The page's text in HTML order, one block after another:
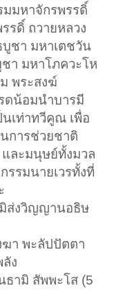
มหาจักรพรรดิ์
รดิ์ ถวายหลวง
ชา มหาเตชวัน
า มหาโภควะโห
พระสงฆ์
ดน้อมนำบารมี
เท่าทวีคูณ เพื่อ
การช่วยชาติ
ละมนุษย์ทั้งมวล
รมนายเวรทั้งที่
ส่งวิญญานอธิษ
ฆา พะลัปปัตตา
ง
ธามิ สัพพะโส (5